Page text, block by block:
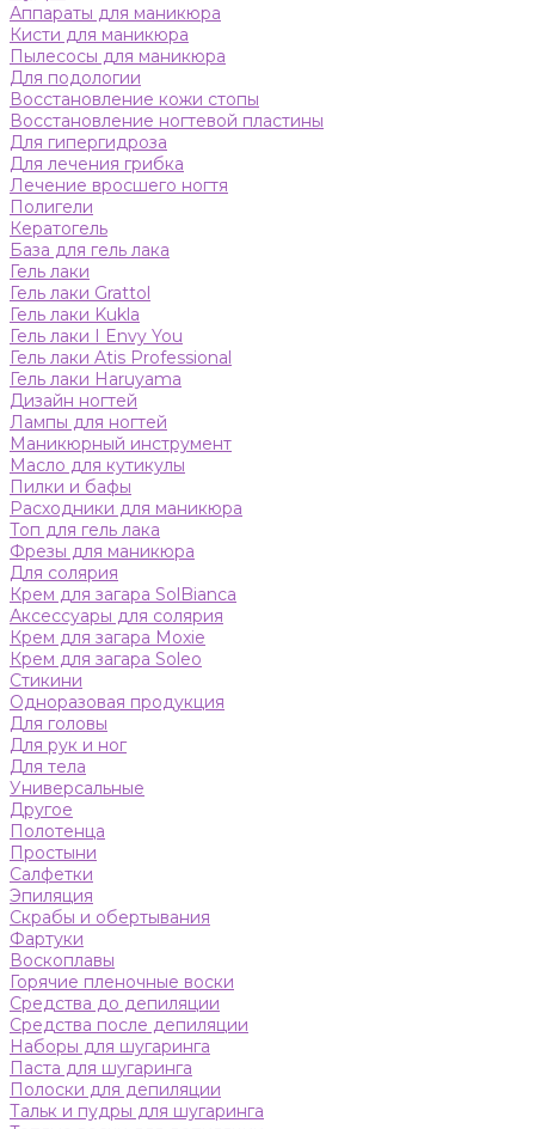
Аппараты для маникюра
Кисти для маникюра
Пылесосы для маникюра
Для подологии
Восстановление кожи стопы
Восстановление ногтевой пластины
Для гипергидроза
Для лечения грибка
Лечение вросшего ногтя
Полигели
Кератогель
База для гель лака
Гель лаки
Гель лаки Grattol
Гель лаки Kukla
Гель лаки I Envy You
Гель лаки Atis Professional
Гель лаки Haruyama
Дизайн ногтей
Лампы для ногтей
Маникюрный инструмент
Масло для кутикулы
Пилки и бафы
Расходники для маникюра
Топ для гель лака
Фрезы для маникюра
Для солярия
Крем для загара SolBianca
Аксессуары для солярия
Крем для загара Moxie
Крем для загара Soleo
Стикини
Одноразовая продукция
Для головы
Для рук и ног
Для тела
Универсальные
Другое
Полотенца
Простыни
Салфетки
Эпиляция
Скрабы и обертывания
Фартуки
Воскоплавы
Горячие пленочные воски
Средства до депиляции
Средства после депиляции
Наборы для шугаринга
Паста для шугаринга
Полоски для депиляции
Тальк и пудры для шугаринга